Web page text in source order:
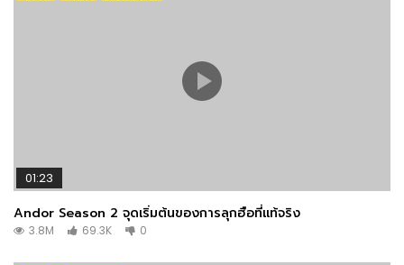
STEVE HARRINGTON
01:23
Andor Season 2 จุดเริ่มต้นของการลุกฮือที่แท้จริง
3.8M 69.3K 0